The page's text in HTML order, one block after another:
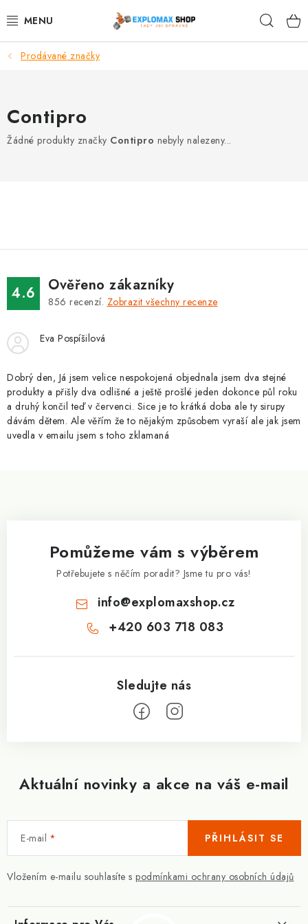
na
%AKCE
SPORTOVNÍ VÝŽIVA
ZNAČKY
Kontakty Slovník pojmů
Podmínky ochrany osobních údajů
Doprava a platba
Slevový systém
Vše o nákupu
Prodávané značky
Contipro
Žádné produkty značky Contipro nebyly nalezeny...
4.6 Ověřeno zákazníky
856 recenzí. Zobrazit všechny recenze
Eva Pospíšilová
Dobrý den, Já jsem velice nespokojená objednala jsem dva stejné
produkty a přišly dva odlišné a ještě prošlé jeden dokonce půl roku
a druhý končil teď v červenci. Sice je to krátká doba ale ty sirupy
dávám dětem. Ale věřím že to nějakým způsobem vyraší ale jak jsem
uvedla v emailu jsem s toho zklamaná
Aktuální novinky a akce na váš e-mail
E-mail
Vložením e-mailu souhlasíte s podmínkami ochrany osobních údajů
PŘIHLÁSIT SE
Pomůžeme vám s výběrem
Potřebujete s něčím poradit? Jsme tu pro vás!
info@explomaxshop.cz
+420 603 718 083